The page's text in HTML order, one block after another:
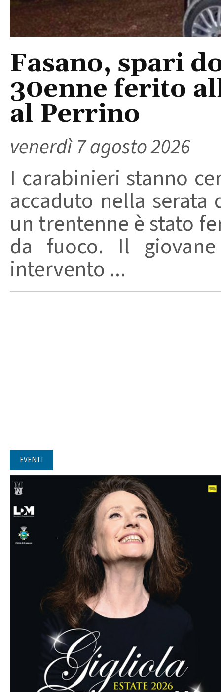
Fasano, spari
30enne ferito
al Perrino
venerdì 7 agosto 2026
I carabinieri stanno
accaduto nella serata
un trentenne è stato
da fuoco. Il
intervento ...
EVENTI